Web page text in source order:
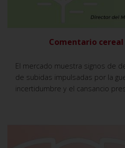
Comentario cereal
El mercado muestra signos de
de subidas impulsadas por la
incertidumbre y el cansancio